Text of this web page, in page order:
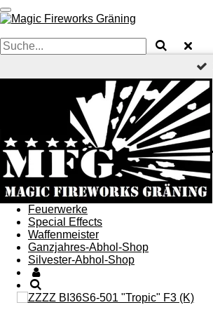
Zum
Hauptinhalt
springen
Feuerwerke
Special Effects
Waffenmeister
Ganzjahres-Abhol-Shop
Silvester-Abhol-Shop